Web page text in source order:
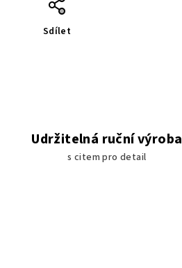
Sdílet
Udržitelná ruční výroba
s citem pro detail